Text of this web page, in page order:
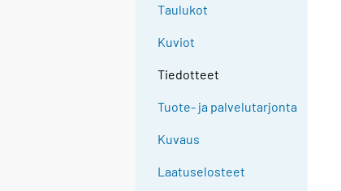
Taulukot
Kuviot
Tiedotteet
Tuote- ja palvelutarjonta
Kuvaus
Laatuselosteet